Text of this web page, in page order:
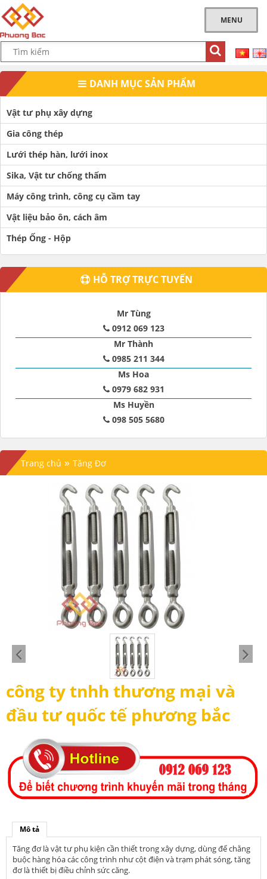
MENU
DANH MỤC SẢN PHẨM
Vật tư phụ xây dựng
Gia công thép
Lưới thép hàn, lưới inox
Sika, Vật tư chống thấm
Máy công trình, công cụ cầm tay
Vật liệu bảo ôn, cách âm
Thép Ống - Hộp
HỖ TRỢ TRỰC TUYẾN
Mr Tùng
0912 069 123
Mr Thành
0985 211 344
Ms Hoa
0979 682 931
Ms Huyền
098 505 5680
Trang chủ » Tăng Đơ
công ty tnhh thương mại và
đầu tư quốc tế phương bắc
Mô tả
Tăng đơ là vật tư phụ kiện cần thiết trong xây dựng, dùng để chằng
buộc hàng hóa các công trình như cột điện và trạm phát sóng, tăng
đơ là thiết bị điều chỉnh sức căng.